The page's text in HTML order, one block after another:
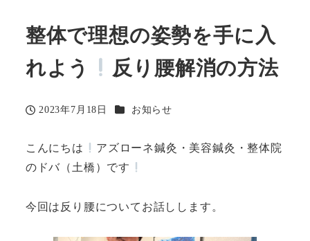
整体で理想の姿勢を手に入
れよう
反り腰解消の方法
投稿日
2023年7月18日 カテゴリー
お知らせ
こんにちは
アズローネ鍼灸・美容鍼灸・整体院
のドバ（土橋）です
今回は反り腰についてお話しします。